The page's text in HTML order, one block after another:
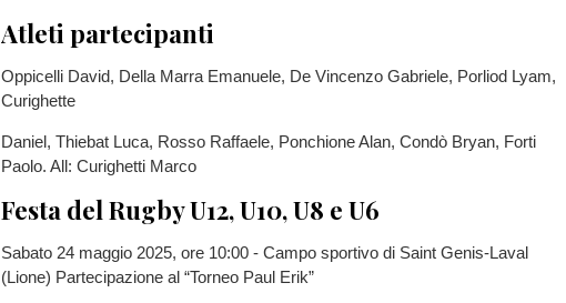
Atleti partecipanti
Oppicelli David, Della Marra Emanuele, De Vincenzo Gabriele, Porliod Lyam,
Curighette
Daniel, Thiebat Luca, Rosso Raffaele, Ponchione Alan, Condò Bryan, Forti
Paolo. All: Curighetti Marco
Festa del Rugby U12, U10, U8 e U6
Sabato 24 maggio 2025, ore 10:00 - Campo sportivo di Saint Genis-Laval
(Lione) Partecipazione al “Torneo Paul Erik”